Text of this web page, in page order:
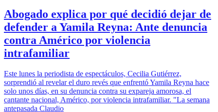
Abogado explica por qué decidió dejar de
defender a Yamila Reyna: Ante denuncia
contra Américo por violencia
intrafamiliar
Este lunes la periodista de espectáculos, Cecilia Gutiérrez,
sorprendió al revelar el duro revés que enfrentó Yamila Reyna hace
solo unos días, en su denuncia contra su expareja amorosa, el
cantante nacional, Américo, por violencia intrafamiliar. "La semana
antepasada Claudio